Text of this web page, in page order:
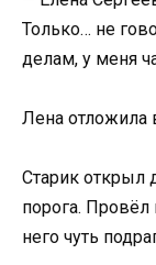
Только… не
делам, у меня
Лена отложила
Старик открыл
порога. Провёл
него чуть